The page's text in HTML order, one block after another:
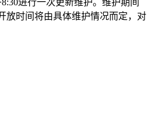
放时间将由具体维护情况而定，对